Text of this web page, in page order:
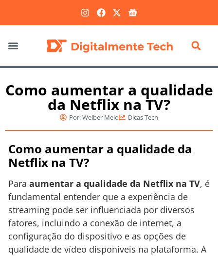
Como aumentar a qualidade
da Netflix na TV?
Por:Welber Melo Dicas Tech
Como aumentar a qualidade da
Netflix na TV?
Para aumentar a qualidade da Netflix na TV, é
fundamental entender que a experiência de
streaming pode ser influenciada por diversos
fatores, incluindo a conexão de internet, a
configuração do dispositivo e as opções de
qualidade de vídeo disponíveis na plataforma. A